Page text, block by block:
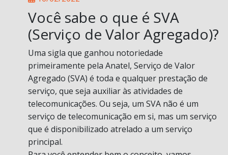
Você sabe o que é SVA
(Serviço de Valor Agregado)?
Uma sigla que ganhou notoriedade
primeiramente pela Anatel, Serviço de Valor
Agregado (SVA) é toda e qualquer prestação de
serviço, que seja auxiliar às atividades de
telecomunicações. Ou seja, um SVA não é um
serviço de telecomunicação em si, mas um serviço
que é disponibilizado atrelado a um serviço
principal.